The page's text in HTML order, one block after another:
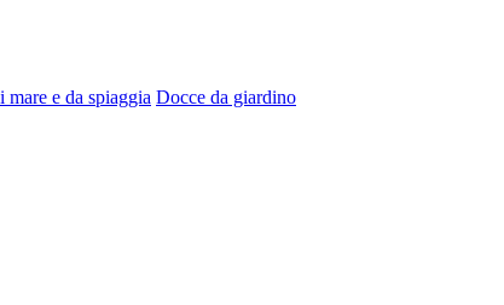
mare e da spiaggia Docce da giardino